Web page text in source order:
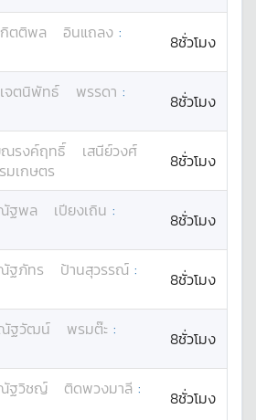
กิตติพล อินแถลง :
8ชั่วโมง
เจตนิพัทธ์ พรรดา :
8ชั่วโมง
ณรงค์ฤทธิ์
เสนีย์วงศ์
มเกษตร 8ชั่วโมง
ฐพล เปียงเถิน :
8ชั่วโมง
ฐภัทร ป้านสุวรรณ์ :
8ชั่วโมง
ฐวัฒน์ พรมต๊ะ :
8ชั่วโมง
ฐวิชญ์ ติดพวงมาลี :
8ชั่วโมง